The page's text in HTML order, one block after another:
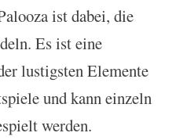
ist dabei, die
Es ist eine
lustigsten Elemente
und kann einzeln
werden.